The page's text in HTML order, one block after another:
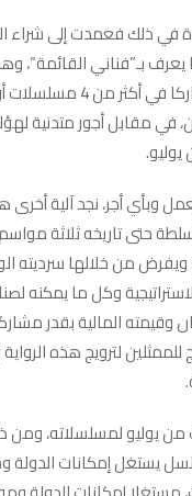
في ذلك فعمدت إلى شراء
بـ”فناني
مصر، وقد يكون
في مقابل أجور متدنية
وبأي أجر، نجد آلية
حتى تاريخه ثلاثة
من خلالها سرديته
وكل ما يمكنه
وقيمته المالية بقدر
للممثلين لترويج هذه
من يوليو لمسلسلاته،
يستغل إمكانات